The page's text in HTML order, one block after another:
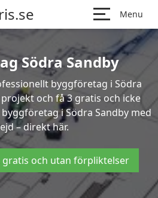
Menu
Södra Sandby
byggföretag i Södra
och få 3 gratis och icke
i Södra Sandby med
– direkt här.
gratis och utan förpliktelser